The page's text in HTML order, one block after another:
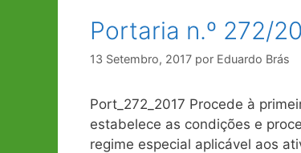
Portaria n.º 272/
13 Setembro, 2017 por Eduardo Brás
Port_272_2017 Procede à
estabelece as condições e
regime especial aplicável aos